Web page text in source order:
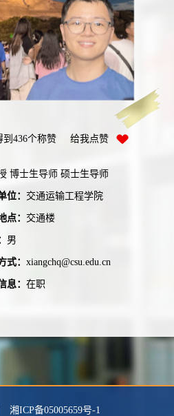
到 436个称赞 给我点赞
博士生导师 硕士生导师
位： 交通运输工程学院
点： 交通楼
男
式： xiangchq@csu.edu.cn
息： 在职
湘ICP备05005659号-1